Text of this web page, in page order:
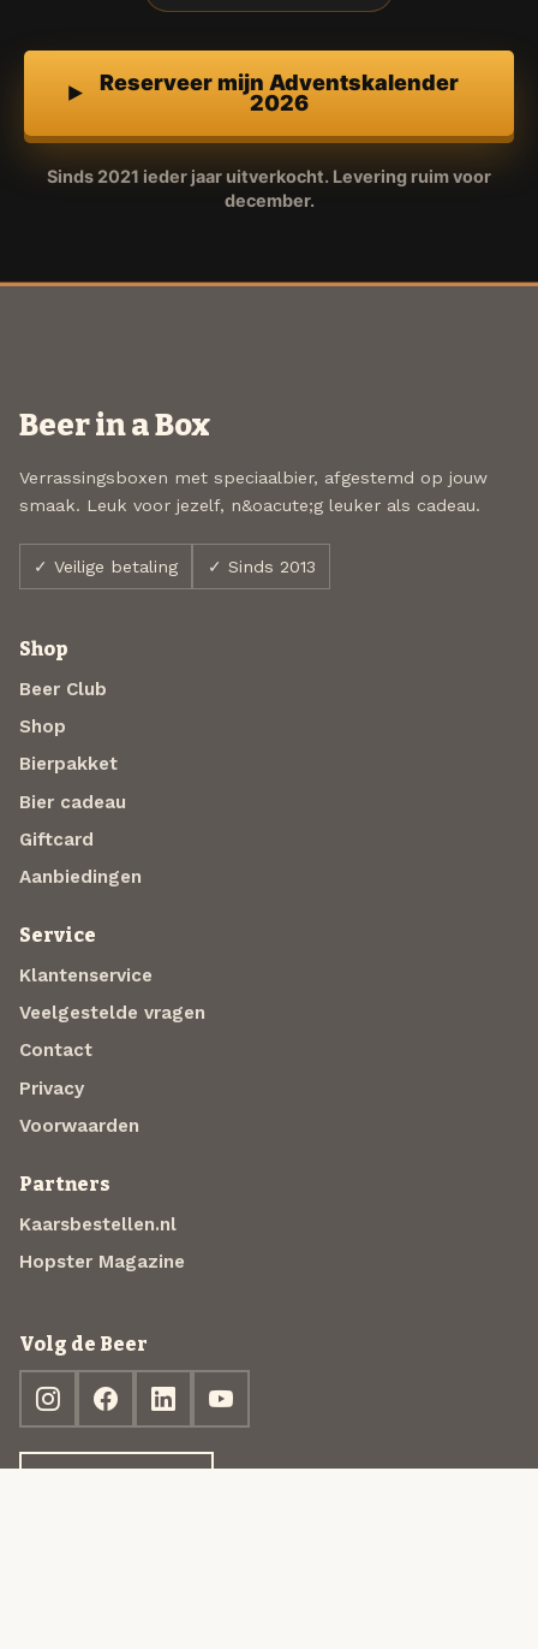
Reserveer mijn Adventskalender
2026
Sinds 2021 ieder jaar uitverkocht. Levering ruim voor
december.
Beer in a Box
Verrassingsboxen met speciaalbier, afgestemd op jouw
smaak. Leuk voor jezelf, n&oacute;g leuker als cadeau.
✓ Veilige betaling ✓ Sinds 2013
Shop
Beer Club
Shop
Bierpakket
Bier cadeau
Giftcard
Aanbiedingen
Service
Klantenservice
Veelgestelde vragen
Contact
Privacy
Voorwaarden
Partners
Kaarsbestellen.nl
Hopster Magazine
Volg de Beer